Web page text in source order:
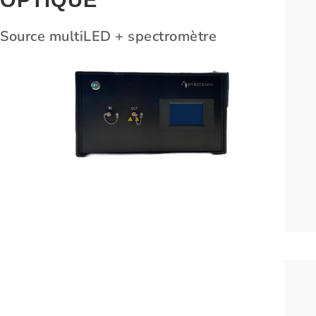
Source multiLED + spectromètre